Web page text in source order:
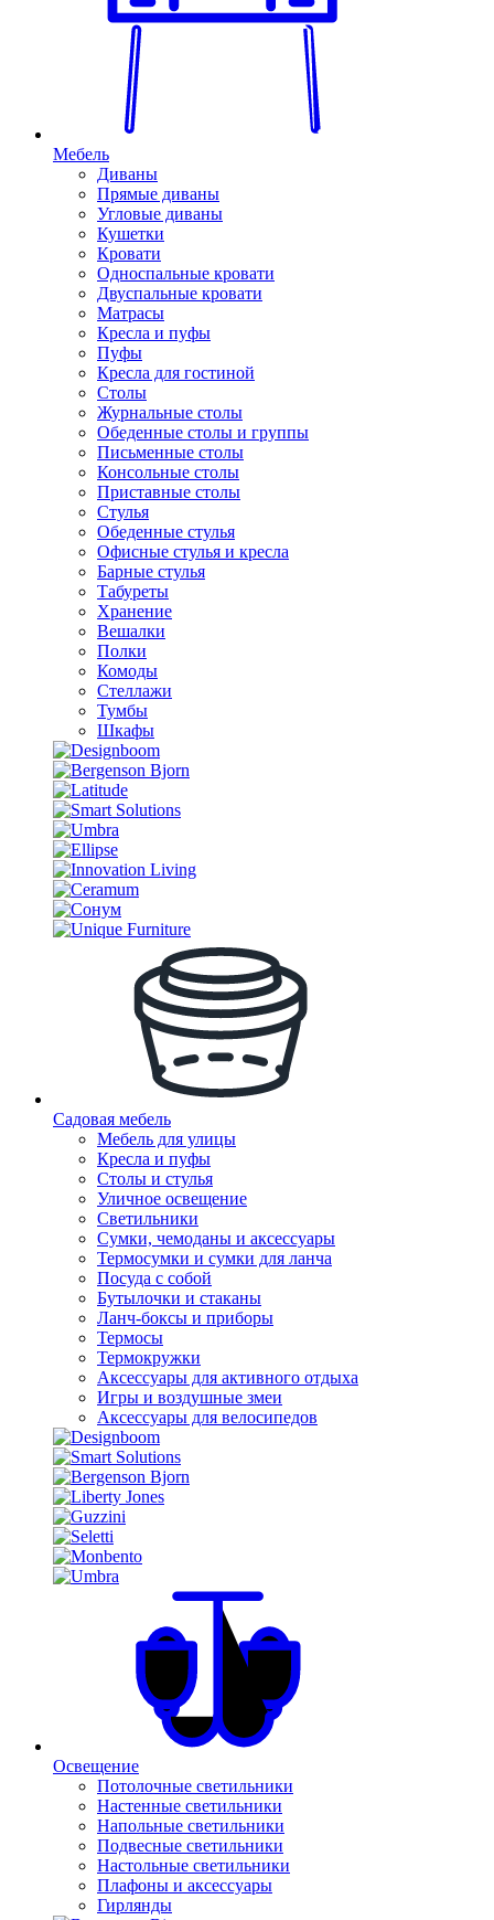
Мебель
Диваны
Прямые диваны
Угловые диваны
Кушетки
Кровати
Односпальные кровати
Двуспальные кровати
Матрасы
Кресла и пуфы
Пуфы
Кресла для гостиной
Столы
Журнальные столы
Обеденные столы и группы
Письменные столы
Консольные столы
Приставные столы
Стулья
Обеденные стулья
Офисные стулья и кресла
Барные стулья
Табуреты
Хранение
Вешалки
Полки
Комоды
Стеллажи
Тумбы
Шкафы
Садовая мебель
Мебель для улицы
Кресла и пуфы
Столы и стулья
Уличное освещение
Светильники
Сумки, чемоданы и аксессуары
Термосумки и сумки для ланча
Посуда с собой
Бутылочки и стаканы
Ланч-боксы и приборы
Термосы
Термокружки
Аксессуары для активного отдыха
Игры и воздушные змеи
Аксессуары для велосипедов
Освещение
Потолочные светильники
Настенные светильники
Напольные светильники
Подвесные светильники
Настольные светильники
Плафоны и аксессуары
Гирлянды